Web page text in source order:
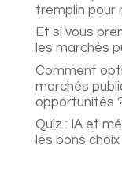
tremplin pour
Et si vous
les marchés
Comment
marchés
opportunités
Quiz : IA et
les bons choix